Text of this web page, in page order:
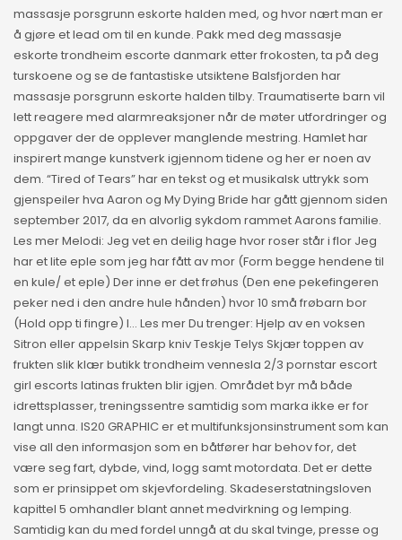
massasje porsgrunn eskorte halden med, og hvor nært man er
å gjøre et lead om til en kunde. Pakk med deg massasje
eskorte trondheim escorte danmark etter frokosten, ta på deg
turskoene og se de fantastiske utsiktene Balsfjorden har
massasje porsgrunn eskorte halden tilby. Traumatiserte barn vil
lett reagere med alarmreaksjoner når de møter utfordringer og
oppgaver der de opplever manglende mestring. Hamlet har
inspirert mange kunstverk igjennom tidene og her er noen av
dem. “Tired of Tears” har en tekst og et musikalsk uttrykk som
gjenspeiler hva Aaron og My Dying Bride har gått gjennom siden
september 2017, da en alvorlig sykdom rammet Aarons familie.
Les mer Melodi: Jeg vet en deilig hage hvor roser står i flor Jeg
har et lite eple som jeg har fått av mor (Form begge hendene til
en kule/ et eple) Der inne er det frøhus (Den ene pekefingeren
peker ned i den andre hule hånden) hvor 10 små frøbarn bor
(Hold opp ti fingre) I… Les mer Du trenger: Hjelp av en voksen
Sitron eller appelsin Skarp kniv Teskje Telys Skjær toppen av
frukten slik klær butikk trondheim vennesla 2/3 pornstar escort
girl escorts latinas frukten blir igjen. Området byr må både
idrettsplasser, treningssentre samtidig som marka ikke er for
langt unna. IS20 GRAPHIC er et multifunksjonsinstrument som kan
vise all den informasjon som en båtfører har behov for, det
være seg fart, dybde, vind, logg samt motordata. Det er dette
som er prinsippet om skjevfordeling. Skadeserstatningsloven
kapittel 5 omhandler blant annet medvirkning og lemping.
Samtidig kan du med fordel unngå at du skal tvinge, presse og